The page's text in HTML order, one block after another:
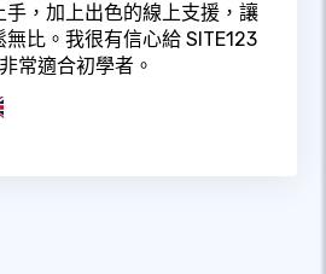
手，加上出色的線上支援，讓
比。我很有信心給 SITE123
常適合初學者。